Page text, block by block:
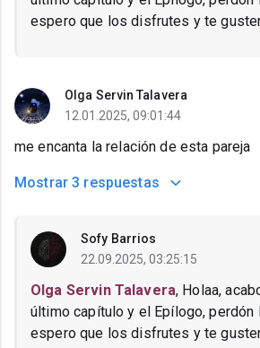
espero que los disfrutes y te
Olga Servin Talavera
12.01.2025, 09:01:44
me encanta la relación de esta pareja
Mostrar 3 respuestas
Sofy Barrios
22.09.2025, 03:25:15
Olga Servin Talavera, Holaa,
último capítulo y el Epílogo, perdón
espero que los disfrutes y te